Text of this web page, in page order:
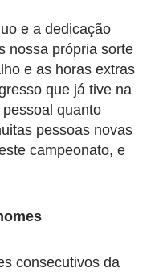
e a dedicação
nossa própria sorte
e as horas extras
que já tive na
quanto
pessoas novas
campeonato, e
consecutivos da